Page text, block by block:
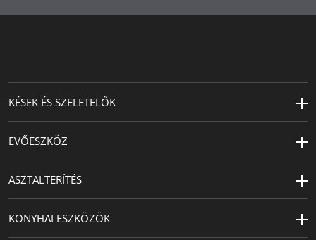
KÉSEK ÉS SZELETELŐK
EVŐESZKÖZ
ASZTALTERÍTÉS
KONYHAI ESZKÖZÖK